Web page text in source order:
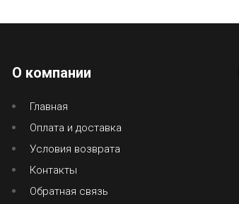
О компании
Главная
Оплата и доставка
Условия возврата
Контакты
Обратная связь